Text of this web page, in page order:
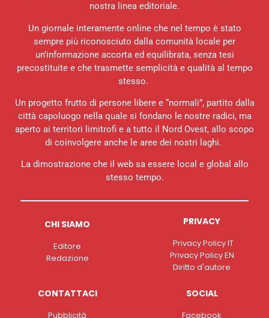
nostra linea editoriale.
Un giornale interamente online che nel tempo è stato
sempre più riconosciuto dalla comunità locale per
un’informazione accorta ed equilibrata, senza tesi
precostituite e che trasmette semplicità e qualità al tempo
stesso.
Un progetto frutto di persone libere e “normali”, partito dalla
città capoluogo nella quale si fondano le nostre radici, ma
aperto ai territori limitrofi e a tutto il Nord Ovest, allo scopo
di coinvolgere anche le aree dei nostri laghi.
La dimostrazione che il web sa essere local e global allo
stesso tempo.
CHI SIAMO
Editore
Redazione
PRIVACY
Privacy Policy IT
Privacy Policy EN
Diritto d'autore
CONTATTACI
Pubblicità
SOCIAL
Facebook